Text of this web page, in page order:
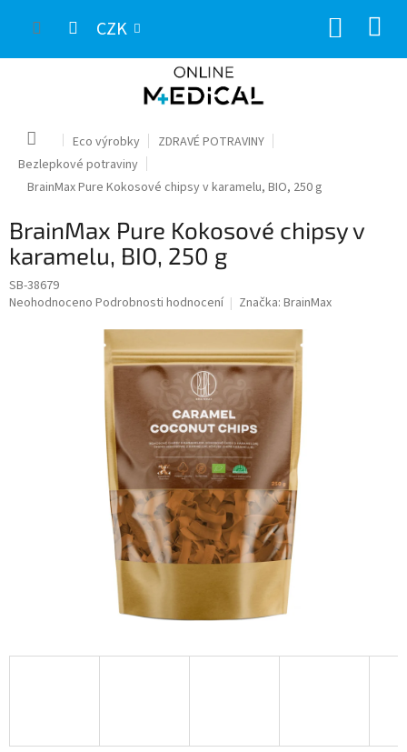
CZK
Domů Eco výrobky
ZDRAVÉ POTRAVINY
Bezlepkové potraviny
BrainMax Pure Kokosové chipsy v karamelu, BIO, 250 g
BrainMax Pure Kokosové chipsy v
karamelu, BIO, 250 g
SB-38679
Průměrné
Neohodnoceno Podrobnosti hodnocení Značka: BrainMax